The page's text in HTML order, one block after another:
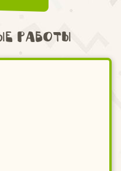
работы